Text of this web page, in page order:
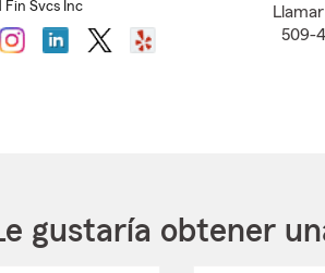
Fin Svcs Inc
509-
gustaría obtener